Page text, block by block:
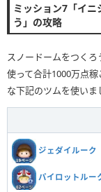
ミッション7「イ
う」の攻略
スノードームをつく
使って合計1000万点稼
な下記のツムを使いま
ジェダイルーク
パイロットルー